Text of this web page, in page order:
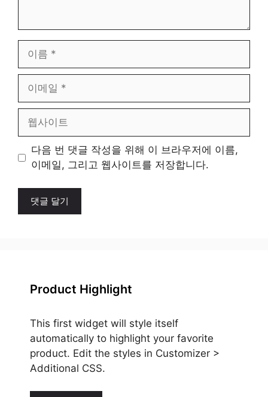
일
트
다음 번 댓글 작성을 위해 이 브라우저에 이름,
이메일, 그리고 웹사이트를 저장합니다.
Product Highlight
This first widget will style itself
automatically to highlight your favorite
product. Edit the styles in Customizer >
Additional CSS.